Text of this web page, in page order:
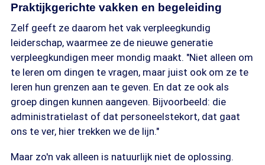
Praktijkgerichte vakken en begeleiding
Zelf geeft ze daarom het vak verpleegkundig
leiderschap, waarmee ze de nieuwe generatie
verpleegkundigen meer mondig maakt. "Niet alleen om
te leren om dingen te vragen, maar juist ook om ze te
leren hun grenzen aan te geven. En dat ze ook als
groep dingen kunnen aangeven. Bijvoorbeeld: die
administratielast of dat personeelstekort, dat gaat
ons te ver, hier trekken we de lijn."
Maar zo'n vak alleen is natuurlijk niet de oplossing.